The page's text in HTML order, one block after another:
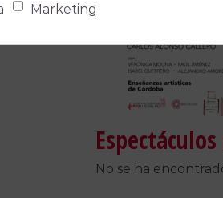
No se ha
Marketing